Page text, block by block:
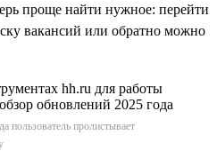
проще найти нужное: перейти
вакансий или обратно можно
пользователь пролистывает